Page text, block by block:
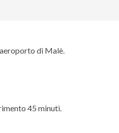
di Malè.
45 minuti.